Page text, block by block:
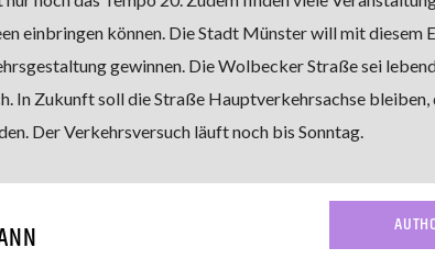
einbringen können. Die Stadt Münster will mit diesem
gewinnen. Die Wolbecker Straße sei
In Zukunft soll die Straße Hauptverkehrsachse bleiben,
Der Verkehrsversuch läuft noch bis Sonntag.